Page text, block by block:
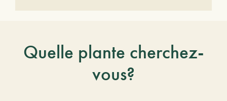
Quelle plante cherchez-
vous?